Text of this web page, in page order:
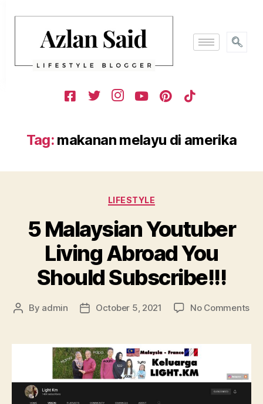
Tag: makanan melayu di amerika
LIFESTYLE
5 Malaysian Youtuber
Living Abroad You
Should Subscribe!!!
By admin October 5, 2021 No Comments